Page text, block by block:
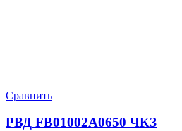
Сравнить
РВД FB01002A0650 ЧКЗ